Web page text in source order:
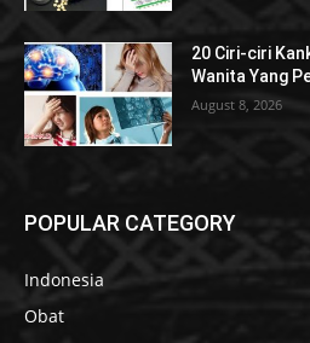
20 Ciri-ciri
Wanita Yang
August 8, 2026
POPULAR CATEGORY
Indonesia
Obat